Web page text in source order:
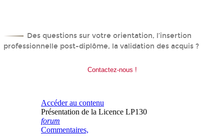
Des questions sur votre orientation, l’insertion
professionnelle post-diplôme, la validation des acquis ?
Contactez-nous !